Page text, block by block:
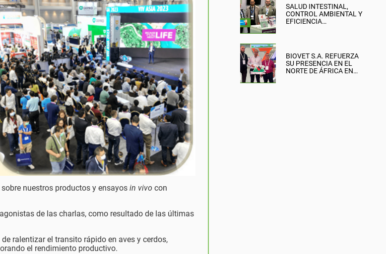
nuestros productos y ensayos in vivo con
de las charlas, como resultado de las últimas
ralentizar el transito rápido en aves y cerdos,
el rendimiento productivo.
SALUD INTESTINAL,
CONTROL AMBIENTAL Y
EFICIENCIA
BIOVET S.A. REFUERZA
SU PRESENCIA EN EL
NORTE DE ÁFRICA EN